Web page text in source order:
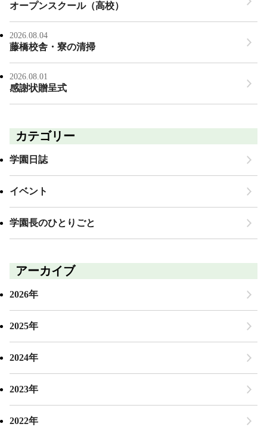
オープンスクール（高校）
2026.08.04
藤橋校舎・寮の清掃
2026.08.01
感謝状贈呈式
カテゴリー
学園日誌
イベント
学園長のひとりごと
アーカイブ
2026年
2025年
2024年
2023年
2022年